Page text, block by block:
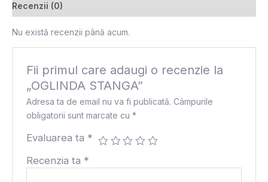
Recenzii (0)
Nu există recenzii până acum.
Fii primul care adaugi o recenzie la
„OGLINDA STANGA”
Adresa ta de email nu va fi publicată. Câmpurile
obligatorii sunt marcate cu*
Evaluarea ta *
Recenzia ta *